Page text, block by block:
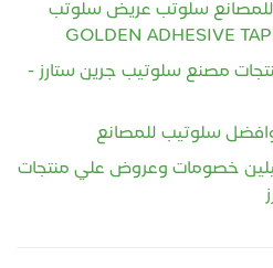
سلوتب عريض سلوتب
مصنع سلوتيب جرين ستارز -
سلوتيب للمصانع
خصومات وعروض علي منتجات